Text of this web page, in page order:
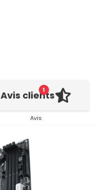
1
Avis clients
Avis